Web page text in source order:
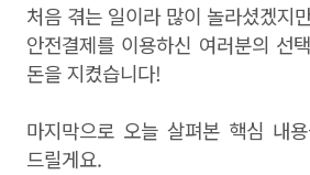
처음 겪는 일이라 많이 놀라셨겠지
안전결제를 이용하신 여러분의 선
돈을 지켰습니다!
마지막으로 오늘 살펴본 핵심 내
드릴게요.